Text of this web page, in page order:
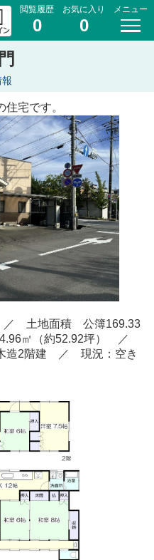
閲覧履歴
0
お気に入り
0
メニュー
宅です。
／ 土地面積 公簿169.33
㎡（約52.92坪） ／
2階建 ／ 現況：空き